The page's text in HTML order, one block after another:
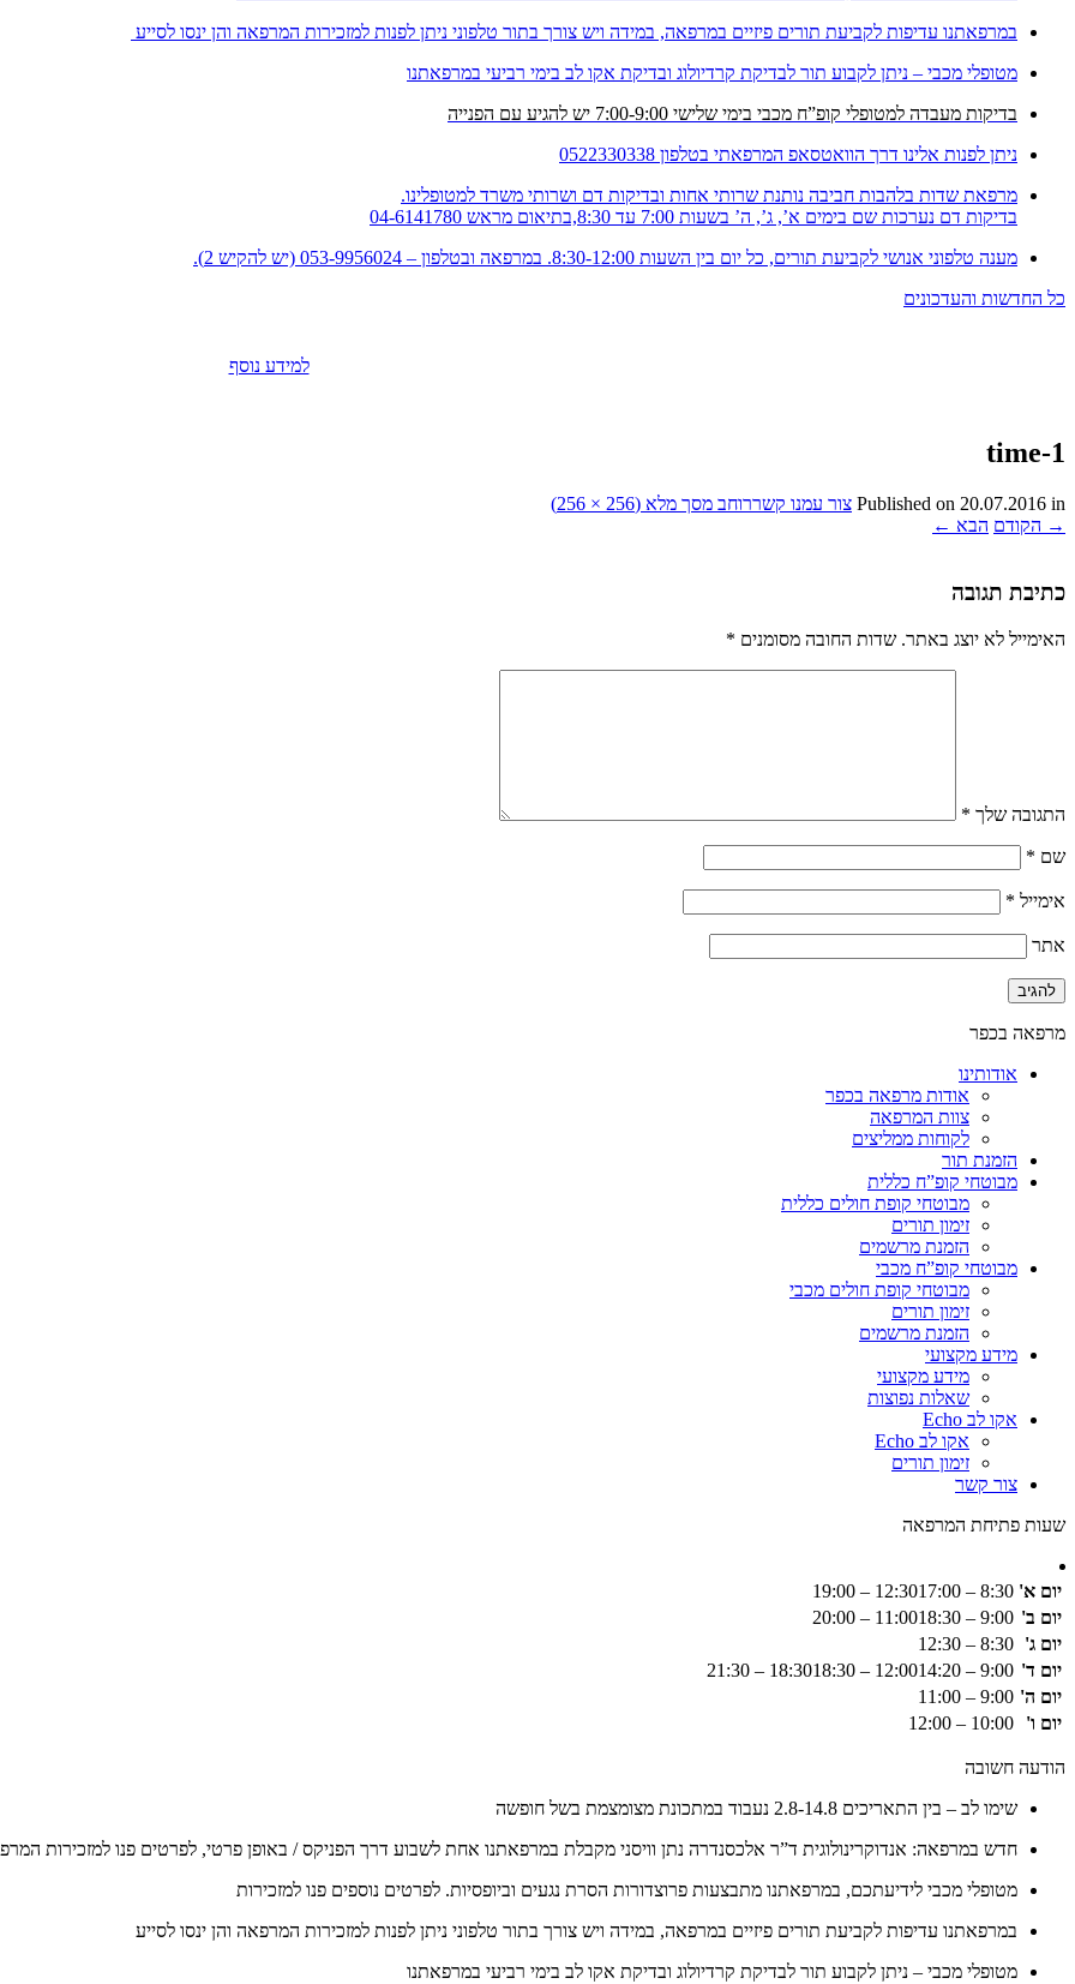
במרפאתנו עדיפות לקביעת תורים פיזיים במרפאה, במידה ויש צורך בתור טלפוני ניתן לפנות למזכירות המרפאה והן ינסו לסייע
מטופלי מכבי – ניתן לקבוע תור לבדיקת קרדיולוג ובדיקת אקו לב בימי רביעי במרפאתנו
בדיקות מעבדה למטופלי קופ”ח מכבי בימי שלישי 7:00-9:00 יש להגיע עם הפנייה
ניתן לפנות אלינו דרך הוואטסאפ המרפאתי בטלפון 0522330338
מרפאת שדות בלהבות חביבה נותנת שרותי אחות ובדיקות דם ושרותי משרד למטופלינו.
בדיקות דם נערכות שם בימים א’, ג’, ה’ בשעות 7:00 עד 8:30,בתיאום מראש 04-6141780
מענה טלפוני אנושי לקביעת תורים, כל יום בין השעות 8:30-12:00. במרפאה ובטלפון – 053-9956024 (יש להקיש 2).
כל החדשות והעדכונים
למידע נוסף
time-1
Published on 20.07.2016 in צור עמנו קשררוחב מסך מלא (256 × 256)
→ הקודם הבא ←
כתיבת תגובה
האימייל לא יוצג באתר. שדות החובה מסומנים *
התגובה שלך *
שם *
אימייל *
אתר
מרפאה בכפר
אודותינו
אודות מרפאה בכפר
צוות המרפאה
לקוחות ממליצים
הזמנת תור
מבוטחי קופ”ח כללית
מבוטחי קופת חולים כללית
זימון תורים
הזמנת מרשמים
מבוטחי קופ”ח מכבי
מבוטחי קופת חולים מכבי
זימון תורים
הזמנת מרשמים
מידע מקצועי
מידע מקצועי
שאלות נפוצות
אקו לב Echo
אקו לב Echo
זימון תורים
צור קשר
שעות פתיחת המרפאה
יום א' 8:30 – 12:30
17:00 – 19:00
יום ב' 9:00 – 11:00
18:30 – 20:00
יום ג' 8:30 – 12:30
יום ד' 9:00 – 12:00
14:20 – 18:30
18:30 – 21:30
יום ה' 9:00 – 11:00
יום ו'
10:00 – 12:00
הודעה חשובה
שימו לב – בין התאריכים 2.8-14.8 נעבוד במתכונת מצומצמת בשל חופשה
חדש במרפאה: אנדוקרינולוגית ד”ר אלכסנדרה נתן וויסני מקבלת במרפאתנו אחת לשבוע דרך הפניקס / באופן פרטי, לפרטים פנו למזכירות
מטופלי מכבי לידיעתכם, במרפאתנו מתבצעות פרוצדורות הסרת נגעים וביופסיות. לפרטים נוספים פנו למזכירות
במרפאתנו עדיפות לקביעת תורים פיזיים במרפאה, במידה ויש צורך בתור טלפוני ניתן לפנות למזכירות המרפאה והן ינסו לסייע
מטופלי מכבי – ניתן לקבוע תור לבדיקת קרדיולוג ובדיקת אקו לב בימי רביעי במרפאתנו